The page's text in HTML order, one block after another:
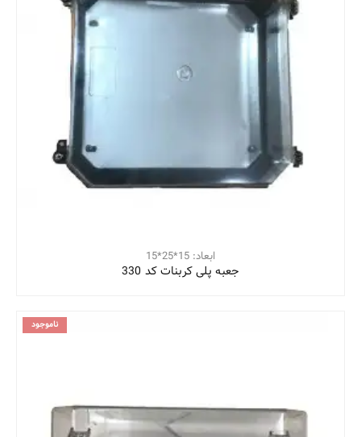
ابعاد: 15*25*15
جعبه پلی کربنات کد 330
ناموجود